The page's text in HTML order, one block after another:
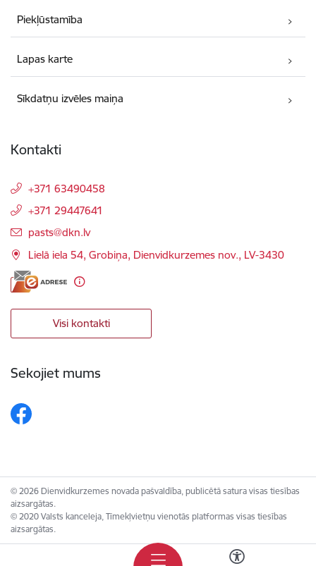
Piekļūstamība
Lapas karte
Sīkdatņu izvēles maiņa
Kontakti
+371 63490458
+371 29447641
E-pasts:
pasts@dkn.lv
Lielā iela 54, Grobiņa, Dienvidkurzemes nov., LV-3430
Visi kontakti
Sekojiet mums
© 2026 Dienvidkurzemes novada pašvaldība, publicētā satura visas tiesības
aizsargātas.
© 2020 Valsts kanceleja, Tīmekļvietņu vienotās platformas visas tiesības
aizsargātas.